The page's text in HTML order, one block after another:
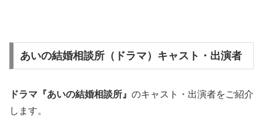
あいの結婚相談所（ドラマ）キャスト・出演者
ドラマ『あいの結婚相談所』 のキャスト・出演者をご紹介
します。